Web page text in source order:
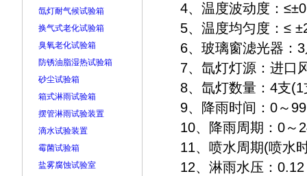
氙灯耐气候试验箱
换气式老化试验箱
臭氧老化试验箱
防锈油脂湿热试验箱
砂尘试验箱
箱式淋雨试验箱
摆管淋雨试验装置
滴水试验装置
霉菌试验箱
盐雾腐蚀试验室
4、温度波动度：
5、温度均匀度：
6、玻璃窗滤光器
7、氙灯灯源：进
8、氙灯数量：4
9、降雨时间：0～
10、降雨周期：0
11、喷水周期(喷
12、淋雨水压：